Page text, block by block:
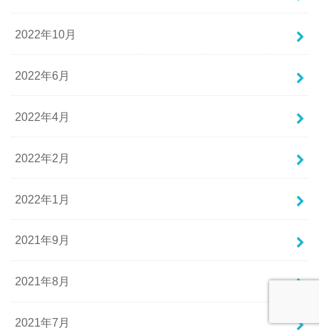
2022年10月
2022年6月
2022年4月
2022年2月
2022年1月
2021年9月
2021年8月
2021年7月